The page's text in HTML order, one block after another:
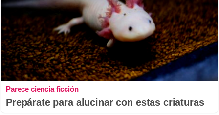
Parece ciencia ficción
Prepárate para alucinar con estas criaturas